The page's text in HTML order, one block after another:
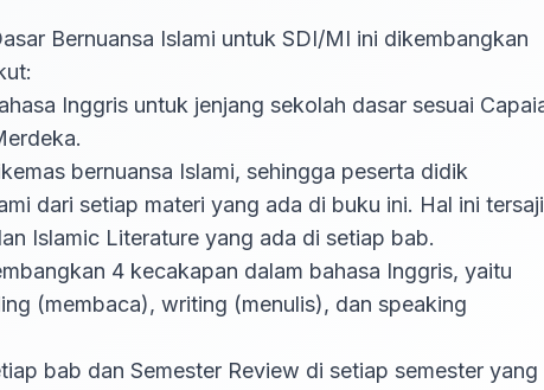
Bernuansa Islami untuk SDI/MI ini dikembangkan
dari setiap materi yang ada di buku ini. Hal ini tersaji
Islamic Literature yang ada di setiap bab.
(membaca), writing (menulis), dan speaking